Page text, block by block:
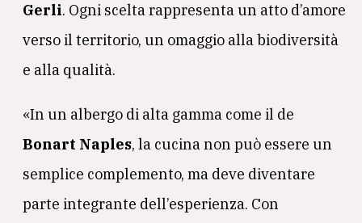
Gerli. Ogni scelta rappresenta un atto d’amore
verso il territorio, un omaggio alla biodiversità
e alla qualità.
«In un albergo di alta gamma come il de
Bonart Naples, la cucina non può essere un
semplice complemento, ma deve diventare
parte integrante dell’esperienza. Con